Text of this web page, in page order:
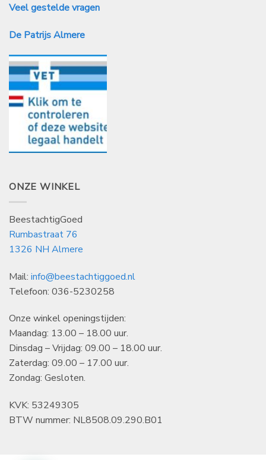
Veel gestelde vragen
De Patrijs Almere
ONZE WINKEL
BeestachtigGoed
Rumbastraat 76
1326 NH Almere
Mail: info@beestachtiggoed.nl
Telefoon: 036-5230258
Onze winkel openingstijden:
Maandag: 13.00 – 18.00 uur.
Dinsdag – Vrijdag: 09.00 – 18.00 uur.
Zaterdag: 09.00 – 17.00 uur.
Zondag: Gesloten.
KVK: 53249305
BTW nummer: NL8508.09.290.B01